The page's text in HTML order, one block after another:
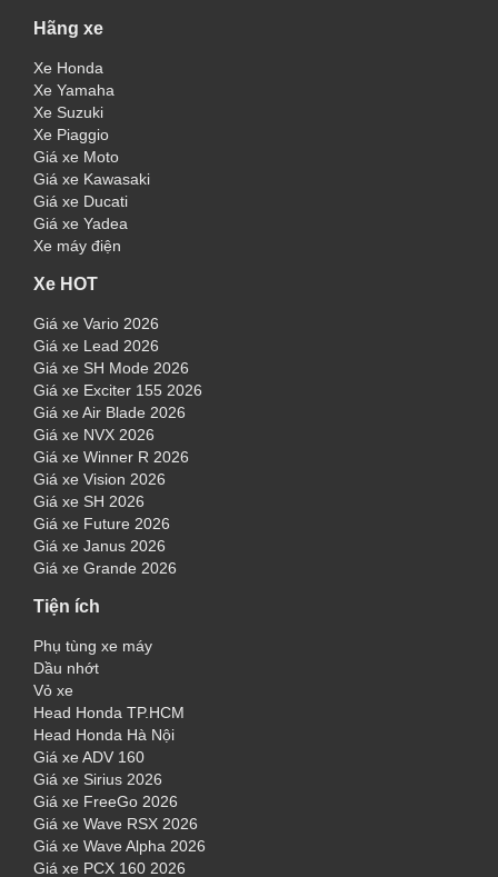
Hãng xe
Xe Honda
Xe Yamaha
Xe Suzuki
Xe Piaggio
Giá xe Moto
Giá xe Kawasaki
Giá xe Ducati
Giá xe Yadea
Xe máy điện
Xe HOT
Giá xe Vario 2026
Giá xe Lead 2026
Giá xe SH Mode 2026
Giá xe Exciter 155 2026
Giá xe Air Blade 2026
Giá xe NVX 2026
Giá xe Winner R 2026
Giá xe Vision 2026
Giá xe SH 2026
Giá xe Future 2026
Giá xe Janus 2026
Giá xe Grande 2026
Tiện ích
Phụ tùng xe máy
Dầu nhớt
Vỏ xe
Head Honda TP.HCM
Head Honda Hà Nội
Giá xe ADV 160
Giá xe Sirius 2026
Giá xe FreeGo 2026
Giá xe Wave RSX 2026
Giá xe Wave Alpha 2026
Giá xe PCX 160 2026